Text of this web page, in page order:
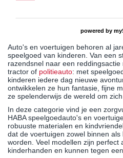
powered by
Auto's en voertuigen behoren al
speelgoed van kinderen. Van een
razendsnel naar een
tractor of politieauto: met
kinderen iedere dag nieuwe
ontwikkelen ze hun fantasie, fijne
ze spelenderwijs de wereld om
In deze categorie vind je een
HABA speelgoedauto's en
robuuste materialen en
dat de voertuigen zowel binnen
worden. Veel modellen zijn perfect
kinderhanden en kunnen tegen